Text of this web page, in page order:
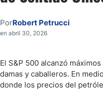
PorRobert Petrucci
en abril 30, 2026
El S&P 500 alcanzó
damas y caballeros. En
donde los precios del